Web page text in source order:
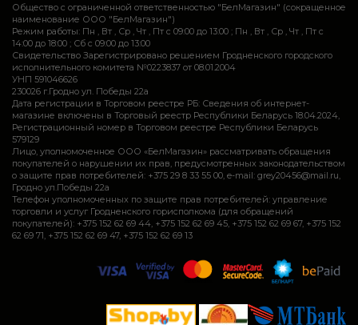
Общество с ограниченной ответственностью "БелМагазин" (сокращенное
наименование ООО "БелМагазин")
Режим работы: Пн , Вт , Ср , Чт , Пт c 09:00 до 13:00 ; Пн , Вт , Ср , Чт , Пт c
14:00 до 18:00 ; Сб c 09:00 до 13:00
Свидетельство Зарегистрировано решением Гродненского городского
исполнительного комитета №0223837 от 08.01.2004
УНП 591046626
230026 г.Гродно ул. Победы 22а
Дата регистрации в Торговом реестре РБ: Сведения об интернет-
магазине включены в Торговый реестр Республики Беларусь 18.04.2024,
Регистрационный номер в Торговом реестре Республики Беларусь
579129
Лицо, уполномоченное ООО «БелМагазин» рассматривать обращения
покупателей о нарушении их прав, предусмотренных законодательством
о защите прав потребителей: +375 29 8 33 55 00, e-mail: grey20456@mail.ru,
Гродно ул.Победы 22а
Телефон уполномоченных по защите прав потребителей: управление
торговли и услуг Гродненского горисполкома (для обращений
покупателей): +375 152 62 69 44, +375 152 62 69 45, +375 152 62 69 67, +375 152
62 69 71, +375 152 62 69 47, +375 152 62 69 13